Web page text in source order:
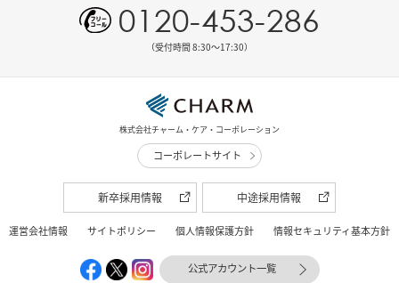
0120-453-286
（受付時間 8:30〜17:30）
株式会社チャーム・ケア・コーポレーション
コーポレートサイト
新卒採用情報 中途採用情報
運営会社情報 サイトポリシー 個人情報保護方針 情報セキュリティ基本方針
公式アカウント一覧